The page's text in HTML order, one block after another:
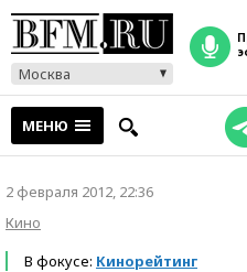
Москва
прямой
МЕНЮ
2 февраля 2012, 22:36
Кино
В фокусе: Кинорейтинг